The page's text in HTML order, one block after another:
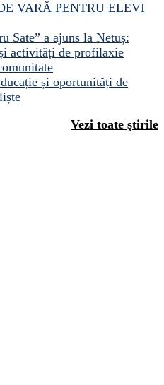
VARĂ PENTRU ELEVI
Sate” a ajuns la Netuș:
activități de profilaxie
și oportunități de
Vezi toate ştirile